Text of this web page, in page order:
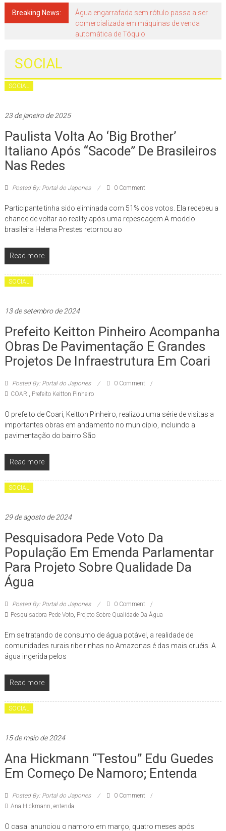
mais
perto
Breaking News:
Água engarrafada sem rótulo passa a ser
comercializada em máquinas de venda
automática de Tóquio
SOCIAL
SOCIAL
23 de janeiro de 2025
Paulista Volta Ao ‘Big Brother’
Italiano Após “sacode” De Brasileiros
Nas Redes
Posted By: Portal do Japones 0 Comment
Participante tinha sido eliminada com 51% dos votos. Ela recebeu a
chance de voltar ao reality após uma repescagem A modelo
brasileira Helena Prestes retornou ao
Read more
SOCIAL
13 de setembro de 2024
Prefeito Keitton Pinheiro Acompanha
Obras De Pavimentação E Grandes
Projetos De Infraestrutura Em Coari
Posted By: Portal do Japones
0 Comment
COARI , Prefeito Keitton Pinheiro
O prefeito de Coari, Keitton Pinheiro, realizou uma série de visitas a
importantes obras em andamento no município, incluindo a
pavimentação do bairro São
Read more
SOCIAL
29 de agosto de 2024
Pesquisadora Pede Voto Da
População Em Emenda Parlamentar
Para Projeto Sobre Qualidade Da
Água
Posted By: Portal do Japones
0 Comment
Pesquisadora Pede Voto, Projeto Sobre Qualidade Da Água
Em se tratando de consumo de água potável, a realidade de
comunidades rurais ribeirinhas no Amazonas é das mais cruéis. A
água ingerida pelos
Read more
SOCIAL
15 de maio de 2024
Ana Hickmann “testou” Edu Guedes
Em Começo De Namoro; Entenda
Posted By: Portal do Japones
0 Comment
Ana Hickmann, entenda
O casal anunciou o namoro em março, quatro meses após